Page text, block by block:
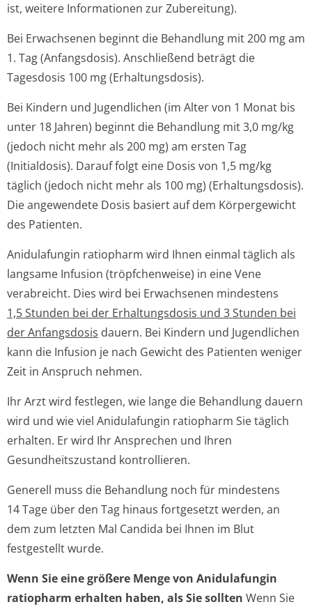
ist, weitere Informationen zur Zubereitung).
Bei Erwachsenen beginnt die Behandlung mit 200 mg am
1. Tag (Anfangsdosis). Anschließend beträgt die
Tagesdosis 100 mg (Erhaltungsdosis).
Bei Kindern und Jugendlichen (im Alter von 1 Monat bis
unter 18 Jahren) beginnt die Behandlung mit 3,0 mg/kg
(jedoch nicht mehr als 200 mg) am ersten Tag
(Initialdosis). Darauf folgt eine Dosis von 1,5 mg/kg
täglich (jedoch nicht mehr als 100 mg) (Erhaltungsdosis).
Die angewendete Dosis basiert auf dem Körpergewicht
des Patienten.
Anidulafungin ratiopharm wird Ihnen einmal täglich als
langsame Infusion (tröpfchenweise) in eine Vene
verabreicht. Dies wird bei Erwachsenen mindestens
1,5 Stunden bei der Erhaltungsdosis und 3 Stunden bei
der Anfangsdosis dauern. Bei Kindern und Jugendlichen
kann die Infusion je nach Gewicht des Patienten weniger
Zeit in Anspruch nehmen.
Ihr Arzt wird festlegen, wie lange die Behandlung dauern
wird und wie viel Anidulafungin ratiopharm Sie täglich
erhalten. Er wird Ihr Ansprechen und Ihren
Gesundheitszustand kontrollieren.
Generell muss die Behandlung noch für mindestens
14 Tage über den Tag hinaus fortgesetzt werden, an
dem zum letzten Mal Candida bei Ihnen im Blut
festgestellt wurde.
Wenn Sie eine größere Menge von Anidulafungin
ratiopharm erhalten haben, als Sie sollten Wenn Sie